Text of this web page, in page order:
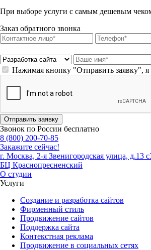
При выборе услуги с самым дешевым
Заказ обратного звонка
Нажимая кнопку "Отправить заявку", я
Отправить заявку
Звонок по России бесплатно
8 (800) 200-70-85
Закажите сейчас!
г. Москва, 2-я Звенигородская улица, д.13
БЦ Краснопресненский
О студии
Услуги
Создание и разработка сайтов
Фирменный стиль
Продвижение сайтов
Поддержка сайта
Контекстная реклама
Продвижение в социальных сетях